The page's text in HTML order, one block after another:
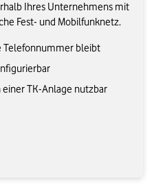
Ihres Unternehmens mit
Fest- und Mobilfunknetz.
Telefonnummer bleibt
TK-Anlage nutzbar